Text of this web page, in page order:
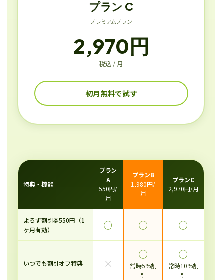
プラン C
プレミアムプラン
2,970円
税込 / 月
初月無料で試す
特典・機能
プラン
A
550円/
月
プランB
1,980円/
月
プランC
2,970円/月
よろず割引券550円（1
ヶ月有効）
◯ ◯ ◯
いつでも割引オフ特典 ×
◯
常時5%割
引
◯
常時10%割
引